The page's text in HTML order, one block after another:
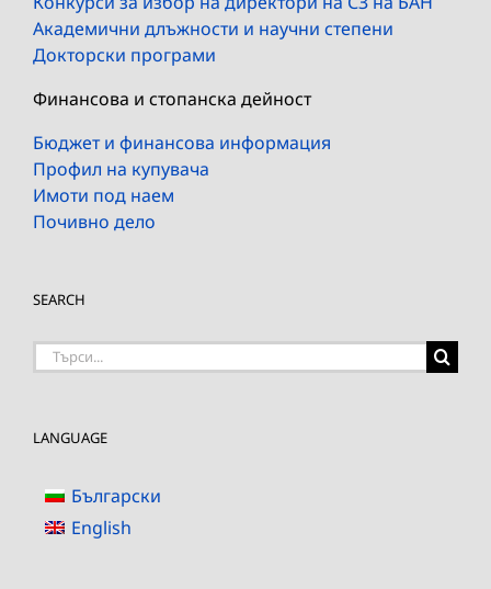
Академични длъжности и научни степени
Докторски програми
Финансова и стопанска дейност
Бюджет и финансова информация
Профил на купувача
Имоти под наем
Почивно дело
SEARCH
Търсене
LANGUAGE
Български
English